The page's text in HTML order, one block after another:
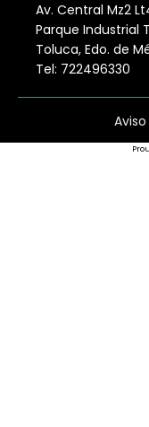
Av. Central Mz2
Parque Industrial
Toluca, Edo. de
Tel: 722496330